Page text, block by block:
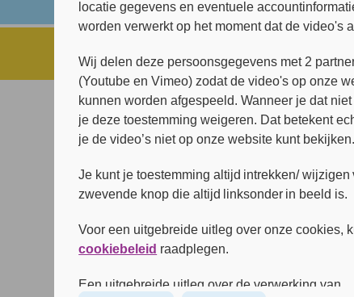
locatie gegevens en eventuele
worden verwerkt op het moment dat de video's
Wij delen deze persoonsgegevens met 2
(Youtube en Vimeo) zodat de video's op onze
kunnen worden afgespeeld. Wanneer je dat
je deze toestemming weigeren. Dat betekent
je de video’s niet op onze website kunt bekijken.
Je kunt je toestemming altijd intrekken/ wijzigen
zwevende knop die altijd linksonder in beeld is.
Voor een uitgebreide uitleg over onze cookies,
cookiebeleid raadplegen.
Een uitgebreide uitleg over de verwerking van